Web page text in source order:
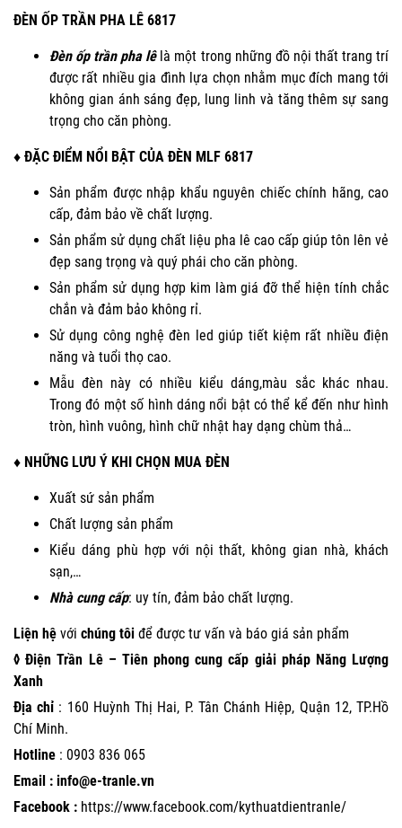
ĐÈN ỐP TRẦN PHA LÊ 6817
Đèn ốp trần pha lê là một trong những đồ nội thất trang trí
được rất nhiều gia đình lựa chọn nhằm mục đích mang tới
không gian ánh sáng đẹp, lung linh và tăng thêm sự sang
trọng cho căn phòng.
♦ ĐẶC ĐIỂM NỔI BẬT CỦA ĐÈN MLF 6817
Sản phẩm được nhập khẩu nguyên chiếc chính hãng, cao
cấp, đảm bảo về chất lượng.
Sản phẩm sử dụng chất liệu pha lê cao cấp giúp tôn lên vẻ
đẹp sang trọng và quý phái cho căn phòng.
Sản phẩm sử dụng hợp kim làm giá đỡ thể hiện tính chắc
chắn và đảm bảo không rỉ.
Sử dụng công nghệ đèn led giúp tiết kiệm rất nhiều điện
năng và tuổi thọ cao.
Mẫu đèn này có nhiều kiểu dáng,màu sắc khác nhau.
Trong đó một số hình dáng nổi bật có thể kể đến như hình
tròn, hình vuông, hình chữ nhật hay dạng chùm thả…
♦ NHỮNG LƯU Ý KHI CHỌN MUA ĐÈN
Xuất sứ sản phẩm
Chất lượng sản phẩm
Kiểu dáng phù hợp với nội thất, không gian nhà, khách
sạn,…
Nhà cung cấp: uy tín, đảm bảo chất lượng.
Liện hệ với chúng tôi để được tư vấn và báo giá sản phẩm
◊ Điện Trần Lê – Tiên phong cung cấp giải pháp Năng Lượng
Xanh
Địa chỉ : 160 Huỳnh Thị Hai, P. Tân Chánh Hiệp, Quận 12, TP.Hồ
Chí Minh.
Hotline : 0903 836 065
Email : info@e-tranle.vn
Facebook : https://www.facebook.com/kythuatdientranle/